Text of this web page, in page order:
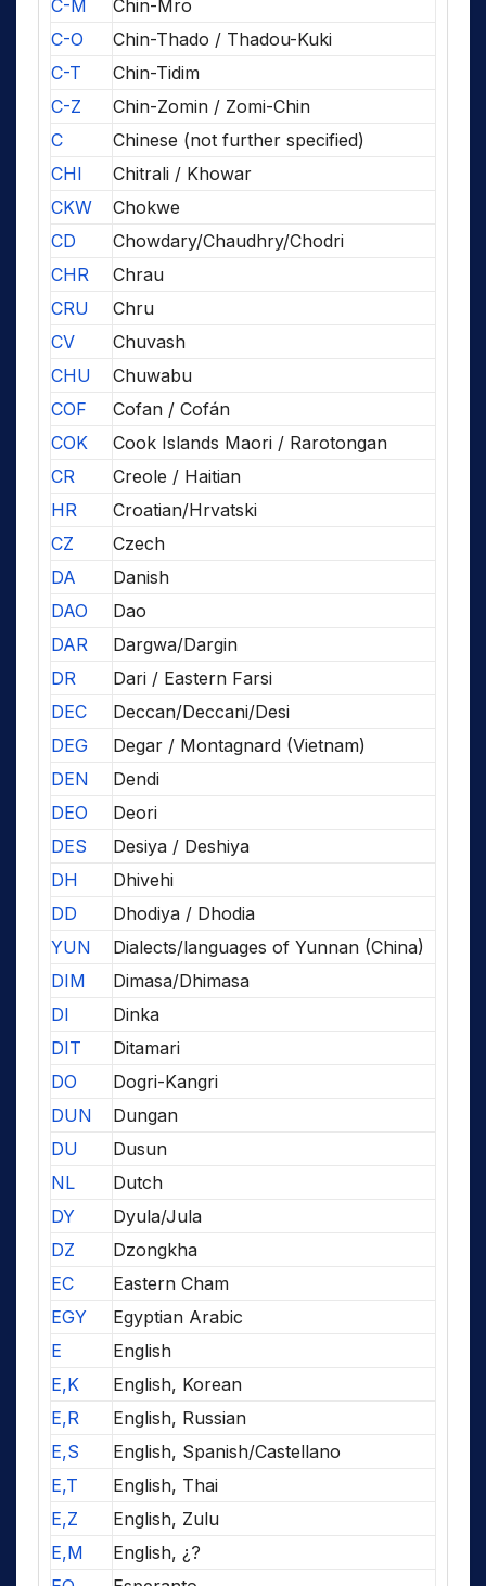
C-M
Chin-Mro
C-O
Chin-Thado / Thadou-Kuki
C-T
Chin-Tidim
C-Z
Chin-Zomin / Zomi-Chin
C
Chinese (not further specified)
CHI
Chitrali / Khowar
CKW
Chokwe
CD
Chowdary/Chaudhry/Chodri
CHR
Chrau
CRU
Chru
CV
Chuvash
CHU
Chuwabu
COF
Cofan / Cofán
COK
Cook Islands Maori / Rarotongan
CR
Creole / Haitian
HR
Croatian/Hrvatski
CZ
Czech
DA
Danish
DAO
Dao
DAR
Dargwa/Dargin
DR
Dari / Eastern Farsi
DEC
Deccan/Deccani/Desi
DEG
Degar / Montagnard (Vietnam)
DEN
Dendi
DEO
Deori
DES
Desiya / Deshiya
DH
Dhivehi
DD
Dhodiya / Dhodia
YUN
Dialects/languages of Yunnan (China)
DIM
Dimasa/Dhimasa
DI
Dinka
DIT
Ditamari
DO
Dogri-Kangri
DUN
Dungan
DU
Dusun
NL
Dutch
DY
Dyula/Jula
DZ
Dzongkha
EC
Eastern Cham
EGY
Egyptian Arabic
E
English
E,K
English, Korean
E,R
English, Russian
E,S
English, Spanish/Castellano
E,T
English, Thai
E,Z
English, Zulu
E,M
English, ¿?